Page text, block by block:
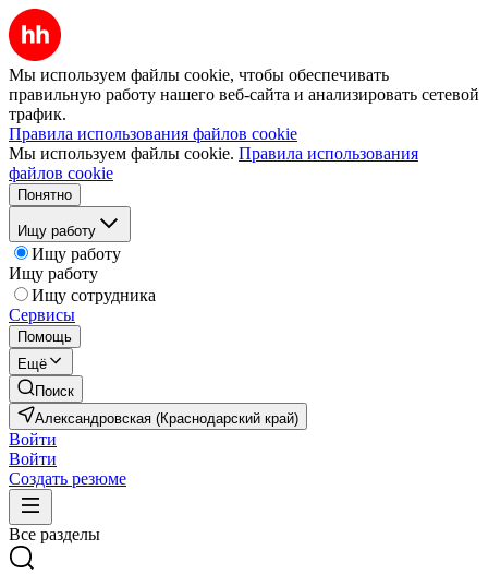
Мы используем файлы cookie, чтобы обеспечивать
правильную работу нашего веб-сайта и анализировать сетевой
трафик.
Правила использования файлов cookie
Мы используем файлы cookie. Правила использования
файлов cookie
Понятно
Ищу работу
Ищу работу
Ищу работу
Ищу сотрудника
Сервисы
Помощь
Ещё
Поиск
Александровская (Краснодарский край)
Войти
Войти
Создать резюме
Все разделы